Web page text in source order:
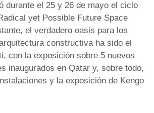
durante el 25 y 26 de mayo el ciclo
yet Possible Future Space
el verdadero oasis para los
constructiva ha sido el
con la exposición sobre 5 nuevos
inaugurados en Qatar y, sobre todo,
y la exposición de Kengo